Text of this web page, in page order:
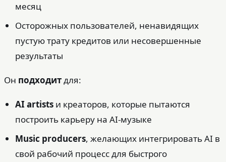
месяц
Осторожных пользователей, ненавидящих
пустую трату кредитов или несовершенные
результаты
Он подходитдля:
AI artistsи креаторов, которые пытаются
построить карьеру на AI‑музыке
Music producers, желающих интегрировать AI в
свой рабочий процесс для быстрого